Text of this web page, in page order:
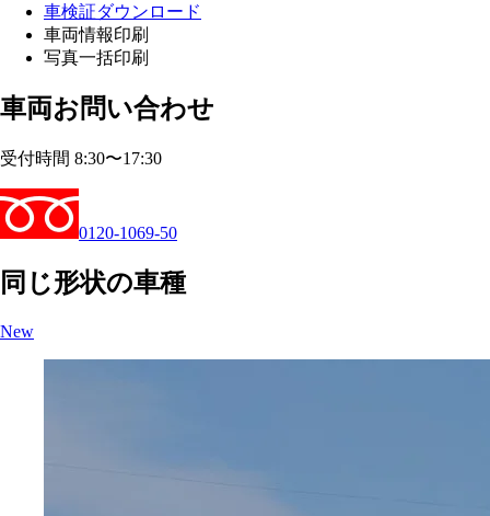
車検証ダウンロード
車両情報印刷
写真一括印刷
車両お問い合わせ
受付時間 8:30〜17:30
0120-1069-50
同じ形状の車種
New